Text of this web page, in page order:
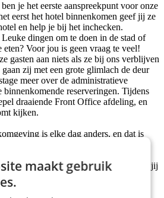
je het eerste aanspreekpunt voor onze
eerst het hotel binnenkomen geef jij ze
en help je bij het inchecken.
dingen om te doen in de stad of
eten? Voor jou is geen vraag te veel!
gasten aan niets als ze bij ons verblijven
zij met een grote glimlach de deur
meer over de administratieve
reserveringen. Tijdens
draaiende Front Office afdeling, en
kijken.
is elke dag anders, en dat is
maakt. Hoe verschillend je dagen
hetzelfde; jij zorgt dat elke gast met
gaat. En jij zelf natuurlijk ook! Kan jij
verblijf geven?
maakt gebruik